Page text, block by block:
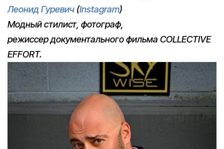
Леонид Гуревич (Instagram)
Модный cтилист, фотограф,
режиссер документального фильма COLLECTIVE
EFFORT.